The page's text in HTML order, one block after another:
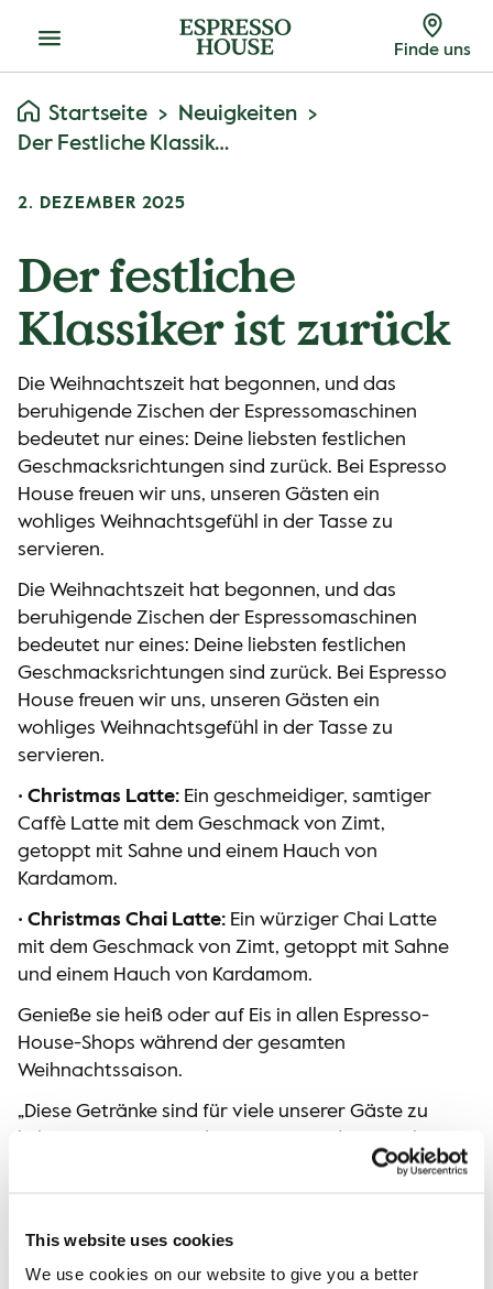
This website uses cookies
We use cookies on our website to give you a better
Menu Finde uns
Startseite
Neuigkeiten
Der Festliche Klassiker Ist Zurück
2. DEZEMBER 2025
Der festliche
Klassiker ist zurück
Die Weihnachtszeit hat begonnen, und das
beruhigende Zischen der Espressomaschinen
bedeutet nur eines: Deine liebsten festlichen
Geschmacksrichtungen sind zurück. Bei Espresso
House freuen wir uns, unseren Gästen ein
wohliges Weihnachtsgefühl in der Tasse zu
servieren.
Die Weihnachtszeit hat begonnen, und das
beruhigende Zischen der Espressomaschinen
bedeutet nur eines: Deine liebsten festlichen
Geschmacksrichtungen sind zurück. Bei Espresso
House freuen wir uns, unseren Gästen ein
wohliges Weihnachtsgefühl in der Tasse zu
servieren.
• Christmas Latte: Ein geschmeidiger, samtiger
Caffè Latte mit dem Geschmack von Zimt,
getoppt mit Sahne und einem Hauch von
Kardamom.
• Christmas Chai Latte: Ein würziger Chai Latte
mit dem Geschmack von Zimt, getoppt mit Sahne
und einem Hauch von Kardamom.
Genieße sie heiß oder auf Eis in allen Espresso-
House-Shops während der gesamten
Weihnachtssaison.
„Diese Getränke sind für viele unserer Gäste zu
die Kombination klassischer Weihnachtsgewürze
jedes Jahr freuen“, sagte Marta Grewe,
Commercial Manager.